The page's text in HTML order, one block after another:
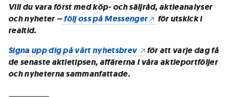
Vill du vara först med köp- och säljråd, aktieanalyser
och nyheter –följ oss på Messenger
för utskick i
realtid.
Signa upp dig på vårt nyhetsbrev
för att varje dag få
de senaste aktietipsen, affärerna i våra aktieportföljer
och nyheterna sammanfattade.